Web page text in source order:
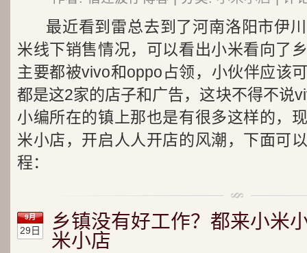
最近看到雷总去到了河南洛阳市伊
米线下销售情况，可以看出小米看向了
主要都被vivo和oppo占领，小伙伴应该
都是这2家的店子和广告，这块不得不说
小编所在的镇上那也是有很多这样的，
米小店，开启人人开店的风潮，下面可
程：
9月
29日
乡镇没有好工作？都来小米
米小店